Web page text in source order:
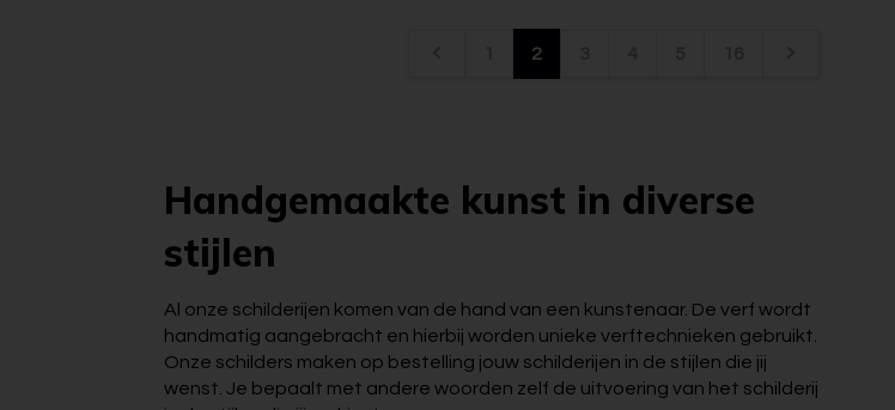
2
Handgemaakte kunst in diverse
stijlen
Al onze schilderijen komen van de hand van een kunstenaar. De verf wordt
handmatig aangebracht en hierbij worden unieke verftechnieken gebruikt.
Onze schilders maken op bestelling jouw schilderijen in de stijlen die jij
wenst. Je bepaalt met andere woorden zelf de uitvoering van het schilderij